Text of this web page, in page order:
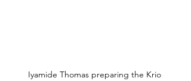
Iyamide Thomas preparing the Krio